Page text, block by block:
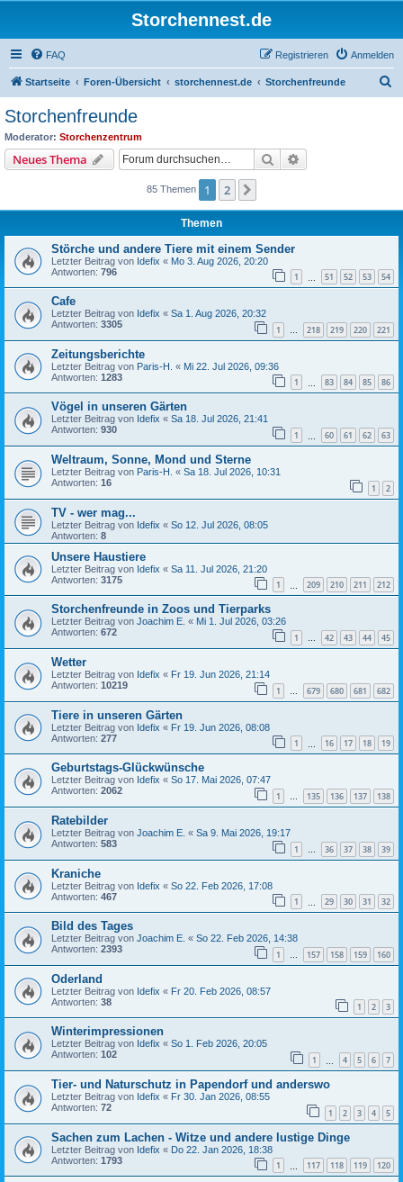
Storchennest.de
FAQ Anmelden
Registrieren
Startseite Foren-Übersicht storchennest.de Storchenfreunde
Storchenfreunde
Moderator: Storchenzentrum
Neues Thema Suche
85 Themen 1 2
Themen
Störche und andere Tiere mit einem Sender
Letzter Beitrag von Idefix « Mo 3. Aug 2026, 20:20
Antworten: 796 1 51 52 53 54
Cafe
Letzter Beitrag von Idefix « Sa 1. Aug 2026, 20:32
Antworten: 3305 1 … 218 219 220 221
Zeitungsberichte
Letzter Beitrag von Paris-H. « Mi 22. Jul 2026, 09:36
Antworten: 1283 1 83 84 85 86
Vögel in unseren Gärten
Letzter Beitrag von Idefix « Sa 18. Jul 2026, 21:41
Antworten: 930 1 60 61 62 63
Weltraum, Sonne, Mond und Sterne
Letzter Beitrag von Paris-H. « Sa 18. Jul 2026, 10:31
Antworten: 16 1 2
TV - wer mag...
Letzter Beitrag von Idefix « So 12. Jul 2026, 08:05
Antworten: 8
Unsere Haustiere
Letzter Beitrag von Idefix « Sa 11. Jul 2026, 21:20
Antworten: 3175 1 209 210 211 212
Storchenfreunde in Zoos und Tierparks
Letzter Beitrag von Joachim E. « Mi 1. Jul 2026, 03:26
Antworten: 672 1 … 42 43 44 45
Wetter
Letzter Beitrag von Idefix « Fr 19. Jun 2026, 21:14
Antworten: 10219 1 … 679 680 681 682
Tiere in unseren Gärten
Letzter Beitrag von Idefix « Fr 19. Jun 2026, 08:08
Antworten: 277 1 16 17 18 19
Geburtstags-Glückwünsche
Letzter Beitrag von Idefix « So 17. Mai 2026, 07:47
Antworten: 2062 1 … 135 136 137 138
Ratebilder
Letzter Beitrag von Joachim E. « Sa 9. Mai 2026, 19:17
Antworten: 583 1 … 36 37 38 39
Kraniche
Letzter Beitrag von Idefix « So 22. Feb 2026, 17:08
Antworten: 467 1 29 30 31 32
Bild des Tages
Letzter Beitrag von Joachim E. « So 22. Feb 2026, 14:38
Antworten: 2393 1 … 157 158 159 160
Oderland
Letzter Beitrag von Idefix « Fr 20. Feb 2026, 08:57
Antworten: 38 1 2 3
Winterimpressionen
Letzter Beitrag von Idefix « So 1. Feb 2026, 20:05
Antworten: 102 1 4 5 6 7
Tier- und Naturschutz in Papendorf und anderswo
Letzter Beitrag von Idefix « Fr 30. Jan 2026, 08:55
Antworten: 72 1 2 3 4 5
Sachen zum Lachen - Witze und andere lustige Dinge
Letzter Beitrag von Idefix « Do 22. Jan 2026, 18:38
Antworten: 1793 1 117 118 119 120